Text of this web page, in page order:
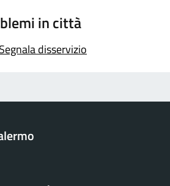
in città
Segnala disservizio